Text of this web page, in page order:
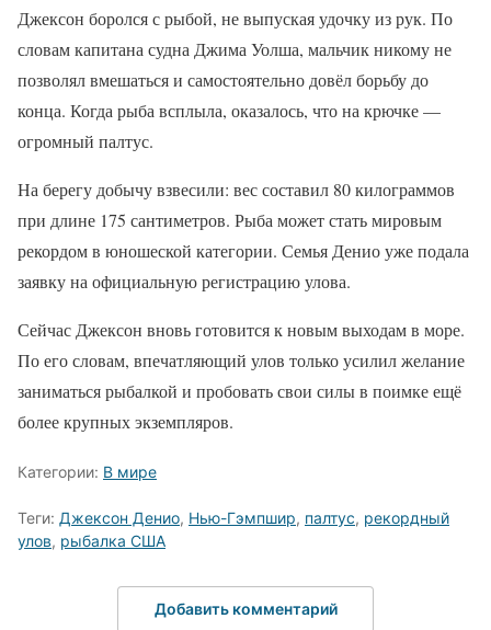
Джексон боролся с рыбой, не выпуская удочку из рук. По
словам капитана судна Джима Уолша, мальчик никому не
позволял вмешаться и самостоятельно довёл борьбу до
конца. Когда рыба всплыла, оказалось, что на крючке —
огромный палтус.
На берегу добычу взвесили: вес составил 80 килограммов
при длине 175 сантиметров. Рыба может стать мировым
рекордом в юношеской категории. Семья Денио уже подала
заявку на официальную регистрацию улова.
Сейчас Джексон вновь готовится к новым выходам в море.
По его словам, впечатляющий улов только усилил желание
заниматься рыбалкой и пробовать свои силы в поимке ещё
более крупных экземпляров.
Категории: В мире
Теги: Джексон Денио, Нью-Гэмпшир, палтус, рекордный
улов, рыбалка США
Добавить комментарий